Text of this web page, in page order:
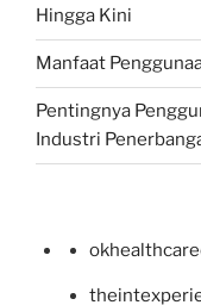
Hingga Kini
Manfaat
Pentingnya
Industri